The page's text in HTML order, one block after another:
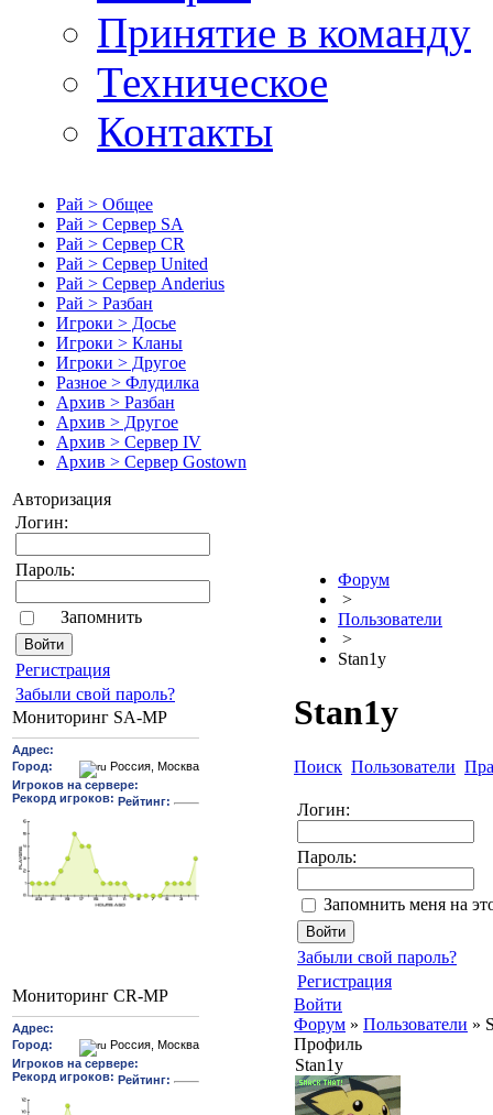
Принятие в команду
Техническое
Контакты
Рай > Общее
Рай > Сервер SA
Рай > Сервер CR
Рай > Сервер United
Рай > Сервер Anderius
Рай > Разбан
Игроки > Досье
Игроки > Кланы
Игроки > Другое
Разное > Флудилка
Архив > Разбан
Архив > Другое
Архив > Сервер IV
Архив > Сервер Gostown
Авторизация
Логин:
Пароль:
Запомнить
Pегиcтрaция
Забыли свой пароль?
Мониторинг SA-MP
Мониторинг CR-MP
Форум
>
Пользователи
>
Stan1y
Stan1y
Поиск Пользователи
Логин:
Пароль:
Запомнить меня на
Забыли свой пароль?
Регистрация
Войти
Форум » Пользователи »
Профиль
Stan1y